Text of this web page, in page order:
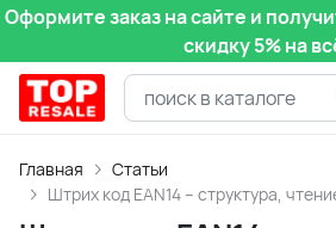
Оформите заказ на сайте и
скидку 5% на
Главная
Статьи
Штрих код EAN14 – структура,